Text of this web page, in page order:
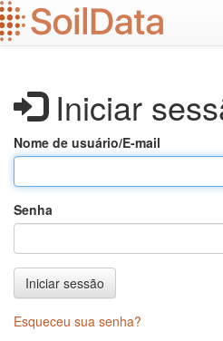
Ir
para
o
Iniciar
Nome de usuário/E-mail
Senha
Iniciar sessão
Esqueceu sua senha?